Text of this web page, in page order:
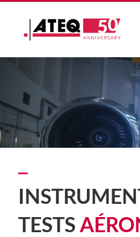
Passer
contenu
TESTS